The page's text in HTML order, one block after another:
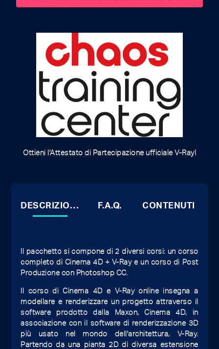
Ottieni l'Attestato di Partecipazione ufficiale V-Ray!
DESCRIZIONE F.A.Q. CONTENUTI
Il pacchetto si compone di 2 diversi corsi: un corso
completo di Cinema 4D + V-Ray e un corso di Post
Produzione con Photoshop CC.
Il corso di Cinema 4D e V-Ray online insegna a
modellare e renderizzare un progetto attraverso il
software prodotto dalla Maxon, Cinema 4D, in
associazione con il software di renderizzazione 3D
più usato nel mondo dell'architettura, V-Ray.
Partendo da una pianta 2D di diversa estensione